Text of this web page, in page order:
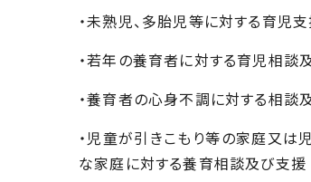
・未熟児、多胎児等に対する育児
・若年の養育者に対する育児相談
・養育者の心身不調に対する相談
・児童が引きこもり等の家庭又
な家庭に対する養育相談及び支援